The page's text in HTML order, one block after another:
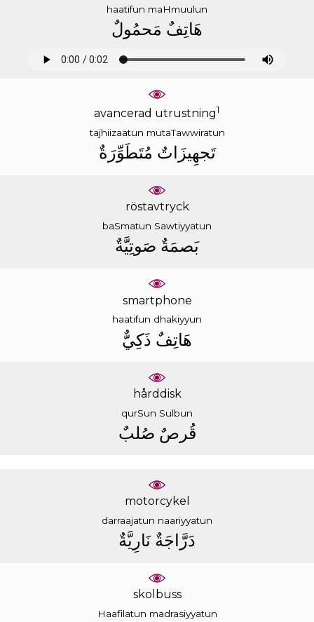
haatifun maHmuulun
ﻫَﺎﺗِﻒٌ ﻣَﺤﻤُﻮﻝٌ
avancerad utrustning1
tajhiizaatun mutaTawwiratun
ﺗَﺠﻬِﻴﺰَﺍﺕٌ ﻣُﺘَﻄَﻮِّﺭَﺓٌ
röstavtryck
baSmatun Sawtiyyatun
ﺑَﺼﻤَﺔٌ ﺻَﻮﺗِﻴَّﺔٌ
smartphone
haatifun dhakiyyun
ﻫَﺎﺗِﻒٌ ﺫَﻛِﻲٌّ
hårddisk
qurSun Sulbun
ﻗُﺮﺹٌ ﺻُﻠﺐٌ
motorcykel
darraajatun naariyyatun
ﺩَﺭَّﺍﺟَﺔٌ ﻧَﺎﺭِﻳَّﺔٌ
skolbuss
Haafilatun madrasiyyatun